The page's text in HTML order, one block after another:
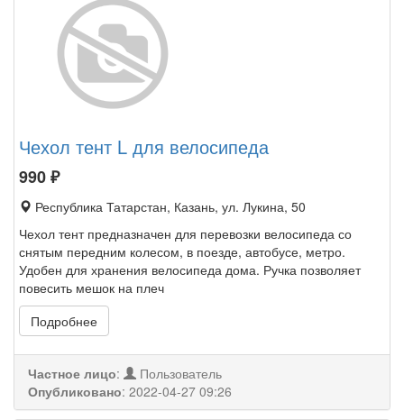
Чехол тент L для велосипеда
990₽
Республика Татарстан, Казань, ул. Лукина, 50
Чехол тент предназначен для перевозки велосипеда со
снятым передним колесом, в поезде, автобусе, метро.
Удобен для хранения велосипеда дома. Ручка позволяет
повесить мешок на плеч
Подробнее
Частное лицо:
Пользователь
Опубликовано: 2022-04-27 09:26